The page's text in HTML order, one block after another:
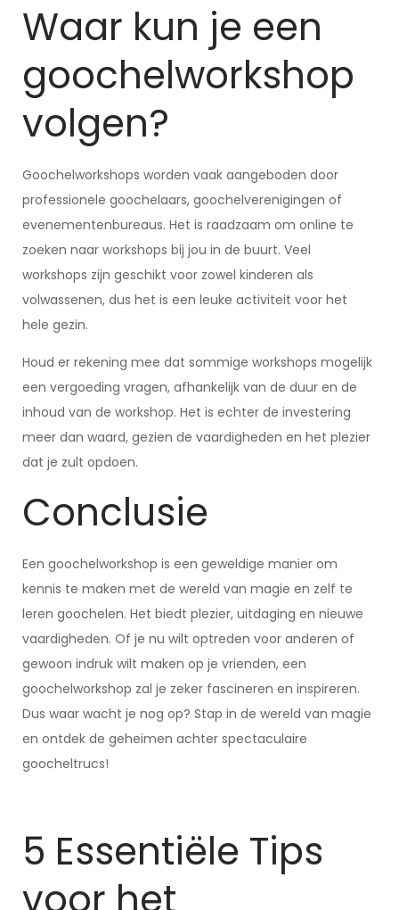
Waar kun je een
goochelworkshop
volgen?
Goochelworkshops worden vaak aangeboden door
professionele goochelaars, goochelverenigingen of
evenementenbureaus. Het is raadzaam om online te
zoeken naar workshops bij jou in de buurt. Veel
workshops zijn geschikt voor zowel kinderen als
volwassenen, dus het is een leuke activiteit voor het
hele gezin.
Houd er rekening mee dat sommige workshops mogelijk
een vergoeding vragen, afhankelijk van de duur en de
inhoud van de workshop. Het is echter de investering
meer dan waard, gezien de vaardigheden en het plezier
dat je zult opdoen.
Conclusie
Een goochelworkshop is een geweldige manier om
kennis te maken met de wereld van magie en zelf te
leren goochelen. Het biedt plezier, uitdaging en nieuwe
vaardigheden. Of je nu wilt optreden voor anderen of
gewoon indruk wilt maken op je vrienden, een
goochelworkshop zal je zeker fascineren en inspireren.
Dus waar wacht je nog op? Stap in de wereld van magie
en ontdek de geheimen achter spectaculaire
goocheltrucs!
5 Essentiële Tips